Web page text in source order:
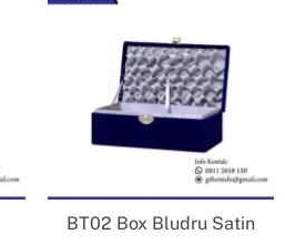
BT02 Box Bludru Satin